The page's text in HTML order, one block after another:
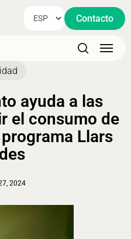
Contacto
search
Menu
ayuda a las
el consumo de
Llars
2024